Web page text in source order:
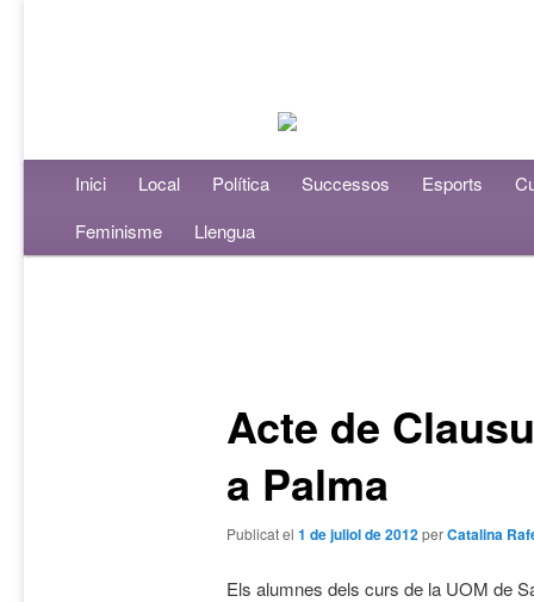
Menú principalAneu al contingut principal
Aneu al contingut secundari
Inici Local Política Successos Esports
Feminisme
Llengua
Acte de
a Palma
Publicat el 1 de juliol de 2012perCatalina
Els alumnes dels curs de la UOM de